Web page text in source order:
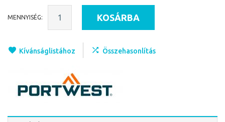
MENNYISÉG: KOSÁRBA
Kívánságlistához Összehasonlítás